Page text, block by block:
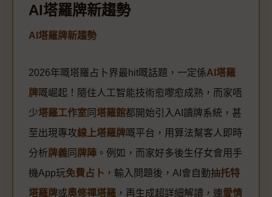
AI塔羅牌新趨勢
AI塔羅牌新趨勢
2026年嘅塔羅占卜界最hit嘅話題，一定係AI塔羅
牌嘅崛起！隨住人工智能技術愈嚟愈成熟，而家唔
少塔羅工作室 同 塔羅館都開始引入AI讀牌系統，甚
至出現專攻線上塔羅牌嘅平台，用算法幫客人即時
分析牌義 同 牌陣 。例如，而家好多後生仔女會用手
機App玩免費占卜 ，輸入問題後，AI會自動抽托特
塔羅牌或奧修禪塔羅 ，再生成超詳細解讀，連愛情